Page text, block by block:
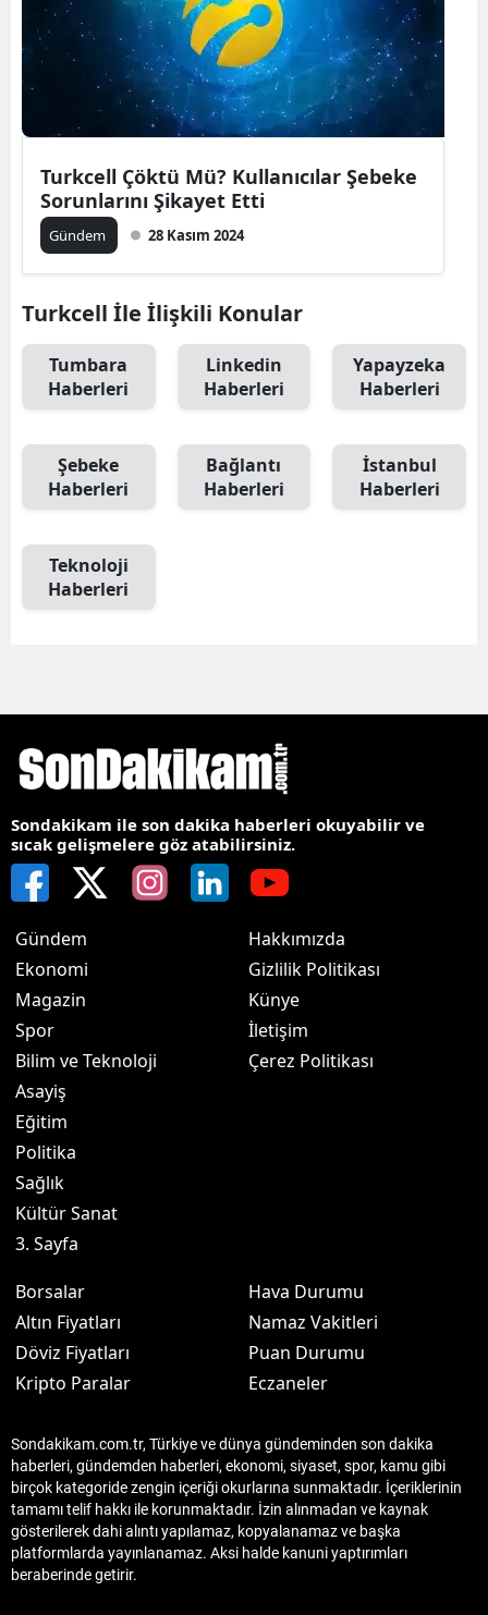
Turkcell Çöktü Mü? Kullanıcılar Şebeke
Sorunlarını Şikayet Etti
Gündem 28 Kasım 2024
Turkcell İle İlişkili Konular
Tumbara
Haberleri
Linkedin
Haberleri
Yapayzeka
Haberleri
Şebeke
Haberleri
Bağlantı
Haberleri
İstanbul
Haberleri
Teknoloji
Haberleri
Sondakikam ile son dakika haberleri okuyabilir ve
sıcak gelişmelere göz atabilirsiniz.
Gündem
Ekonomi
Magazin
Spor
Bilim ve Teknoloji
Asayiş
Eğitim
Politika
Sağlık
Kültür Sanat
3. Sayfa
Hakkımızda
Gizlilik Politikası
Künye
İletişim
Çerez Politikası
Borsalar
Altın Fiyatları
Döviz Fiyatları
Kripto Paralar
Hava Durumu
Namaz Vakitleri
Puan Durumu
Eczaneler
Sondakikam.com.tr, Türkiye ve dünya gündeminden son dakika
haberleri, gündemden haberleri, ekonomi, siyaset, spor, kamu gibi
birçok kategoride zengin içeriği okurlarına sunmaktadır. İçeriklerinin
tamamı telif hakkı ile korunmaktadır. İzin alınmadan ve kaynak
gösterilerek dahi alıntı yapılamaz, kopyalanamaz ve başka
platformlarda yayınlanamaz. Aksi halde kanuni yaptırımları
beraberinde getirir.